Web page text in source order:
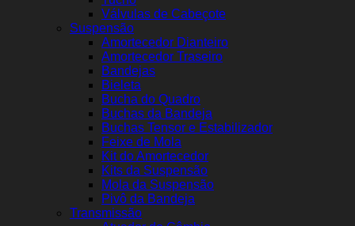
Válvulas de Cabeçote
Suspensão
Amortecedor Dianteiro
Amortecedor Traseiro
Bandejas
Bieleta
Bucha do Quadro
Buchas da Bandeja
Buchas Tensor e Estabilizador
Feixe de Mola
Kit do Amortecedor
Kits da Suspensão
Mola da Suspensão
Pivô da Bandeja
Transmissão